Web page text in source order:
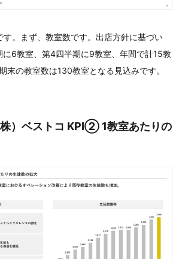
す。まず、教室数です。出店方針に基づい
に6教室、第4四半期に9教室、年間で計15教
末の教室数は130教室となる見込みです。
）ベストコ KPI② 1教室あたりの